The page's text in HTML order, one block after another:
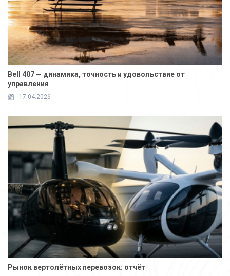
Bell 407 — динамика, точность и удовольствие от
управления
17.04.2026
Рынок вертолётных перевозок: отчёт